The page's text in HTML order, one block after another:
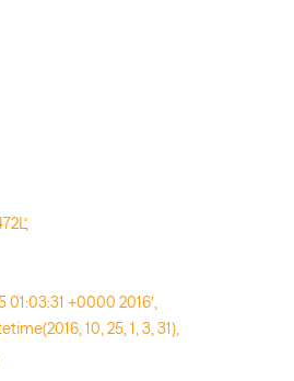
01:03:31 +0000 2016′,
10, 25, 1, 3, 31),